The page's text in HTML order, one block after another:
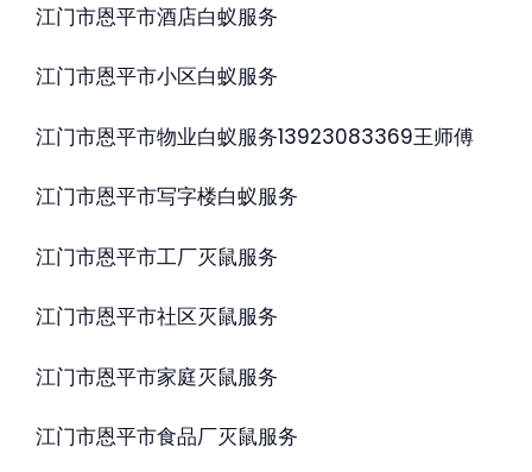
江门市恩平市酒店白蚁服务
江门市恩平市小区白蚁服务
江门市恩平市物业白蚁服务13923083369王师傅
江门市恩平市写字楼白蚁服务
江门市恩平市工厂灭鼠服务
江门市恩平市社区灭鼠服务
江门市恩平市家庭灭鼠服务
江门市恩平市食品厂灭鼠服务